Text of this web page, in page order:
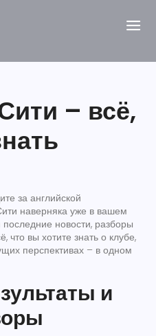
– всё,
за английской
наверняка уже в вашем
новости, разборы
что вы хотите знать о клубе,
перспективах – в одном
и